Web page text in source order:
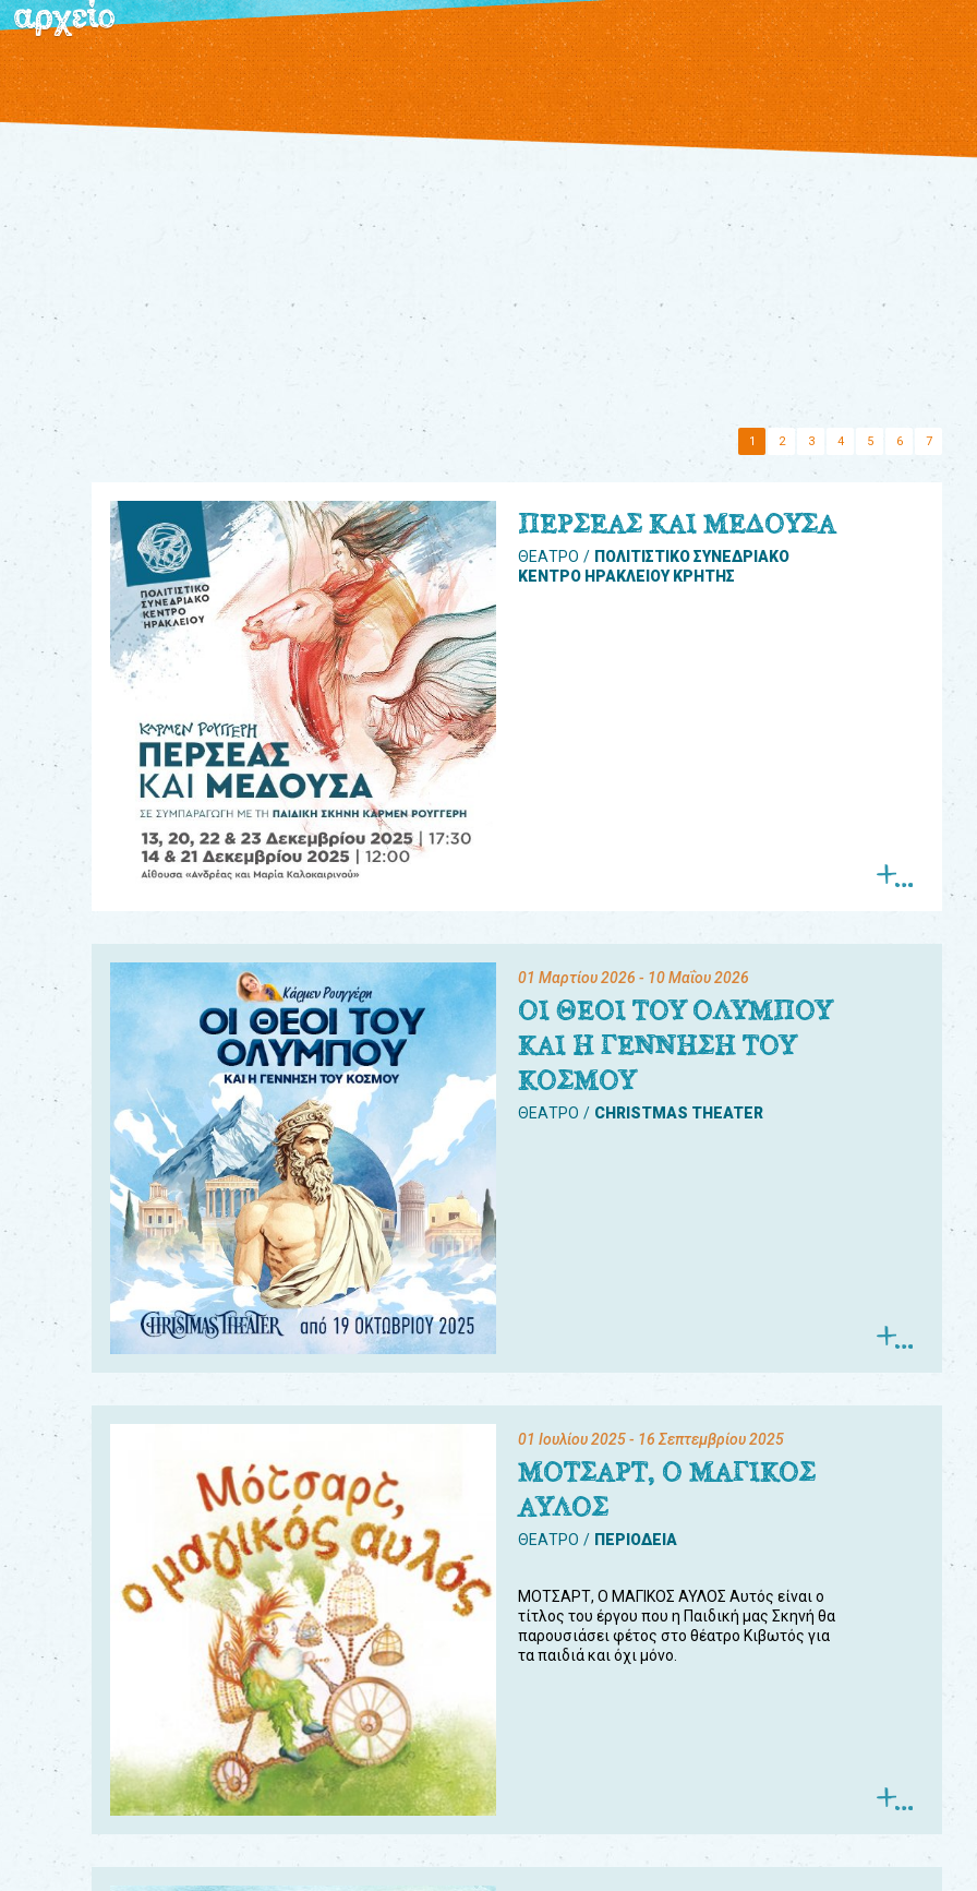
αρχείο
1 2 3 4 5 6 7
ΠΕΡΣΕΑΣ ΚΑΙ ΜΕΔΟΥΣΑ
ΘΕΑΤΡΟ
ΠΟΛΙΤΙΣΤΙΚΟ ΣΥΝΕΔΡΙΑΚΟ
ΚΕΝΤΡΟ ΗΡΑΚΛΕΙΟΥ ΚΡΗΤΗΣ
01 Μαρτίου 2026 - 10 Μαΐου 2026
ΟΙ ΘΕΟΙ ΤΟΥ ΟΛΥΜΠΟΥ
ΚΑΙ Η ΓΕΝΝΗΣΗ ΤΟΥ
ΚΟΣΜΟΥ
ΘΕΑΤΡΟ CHRISTMAS THEATER
01 Ιουλίου 2025- 16 Σεπτεμβρίου 2025
ΜΟΤΣΑΡΤ, Ο ΜΑΓΙΚΟΣ
ΑΥΛΟΣ
ΘΕΑΤΡΟ ΠΕΡΙΟΔΕΙΑ
ΜΟΤΣΑΡΤ, Ο ΜΑΓΙΚΟΣ ΑΥΛΟΣ Αυτός είναι ο
τίτλος του έργου που η Παιδική μας Σκηνή θα
παρουσιάσει φέτος στο θέατρο Κιβωτός για
τα παιδιά και όχι μόνο.